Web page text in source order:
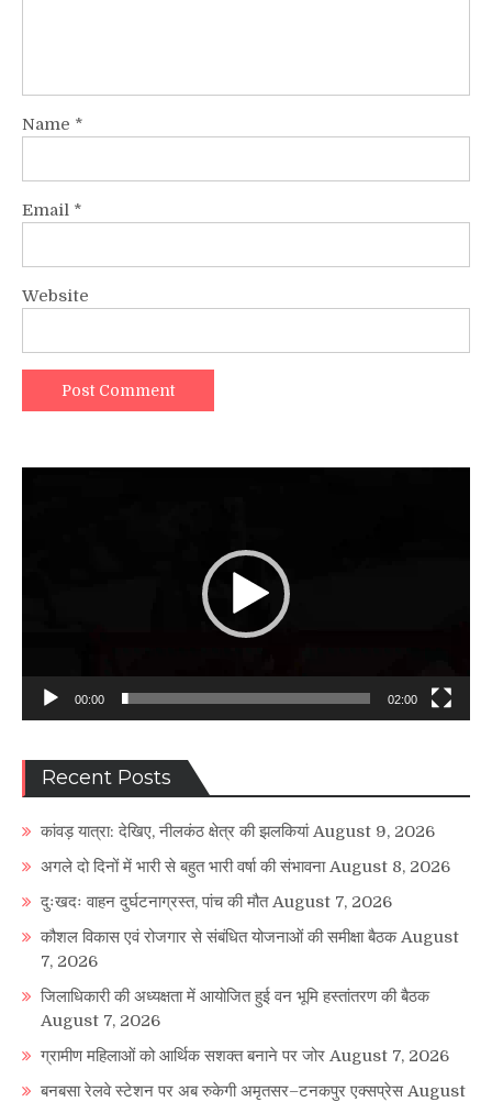
Name *
Email *
Website
00:00 02:00
Recent Posts
कांवड़ यात्रा: देखिए, नीलकंठ क्षेत्र की झलकियां August 9, 2026
अगले दो दिनों में भारी से बहुत भारी वर्षा की संभावना August 8, 2026
दुःखदः वाहन दुर्घटनाग्रस्त, पांच की मौत August 7, 2026
कौशल विकास एवं रोजगार से संबंधित योजनाओं की समीक्षा बैठक August
7, 2026
जिलाधिकारी की अध्यक्षता में आयोजित हुई वन भूमि हस्तांतरण की बैठक
August 7, 2026
ग्रामीण महिलाओं को आर्थिक सशक्त बनाने पर जोर August 7, 2026
बनबसा रेलवे स्टेशन पर अब रुकेगी अमृतसर–टनकपुर एक्सप्रेस August